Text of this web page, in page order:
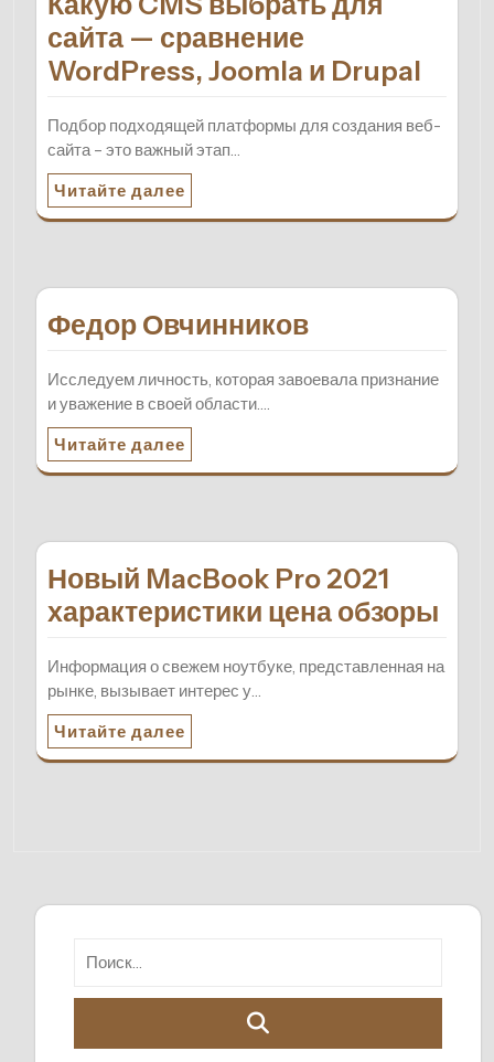
сайта — сравнение
WordPress, Joomla и Drupal
Подбор подходящей платформы для создания веб-
сайта – это важный этап…
Читайте далее
Федор Овчинников
Исследуем личность, которая завоевала признание
и уважение в своей области.…
Читайте далее
Новый MacBook Pro 2021
характеристики цена обзоры
Информация о свежем ноутбуке, представленная на
рынке, вызывает интерес у…
Читайте далее